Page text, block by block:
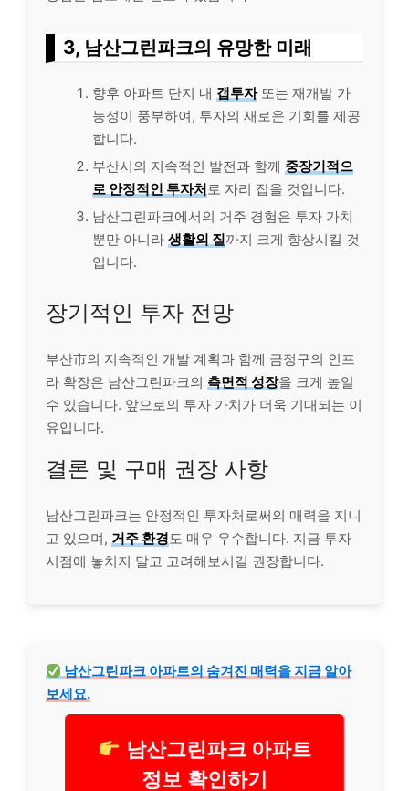
3, 남산그린파크의 유망한 미래
향후 아파트 단지 내 갭투자또는 재개발 가
능성이 풍부하여, 투자의 새로운 기회를 제공
합니다.
부산시의 지속적인 발전과 함께 중장기적으
로 안정적인 투자처로 자리 잡을 것입니다.
남산그린파크에서의 거주 경험은 투자 가치
뿐만 아니라 생활의 질까지 크게 향상시킬 것
입니다.
장기적인 투자 전망
부산市의 지속적인 개발 계획과 함께 금정구의 인프
라 확장은 남산그린파크의 측면적 성장을 크게 높일
수 있습니다. 앞으로의 투자 가치가 더욱 기대되는 이
유입니다.
결론 및 구매 권장 사항
남산그린파크는 안정적인 투자처로써의 매력을 지니
고 있으며, 거주 환경도 매우 우수합니다. 지금 투자
시점에 놓치지 말고 고려해보시길 권장합니다.
남산그린파크 아파트의 숨겨진 매력을 지금 알아
보세요.
남산그린파크 아파트
정보 확인하기